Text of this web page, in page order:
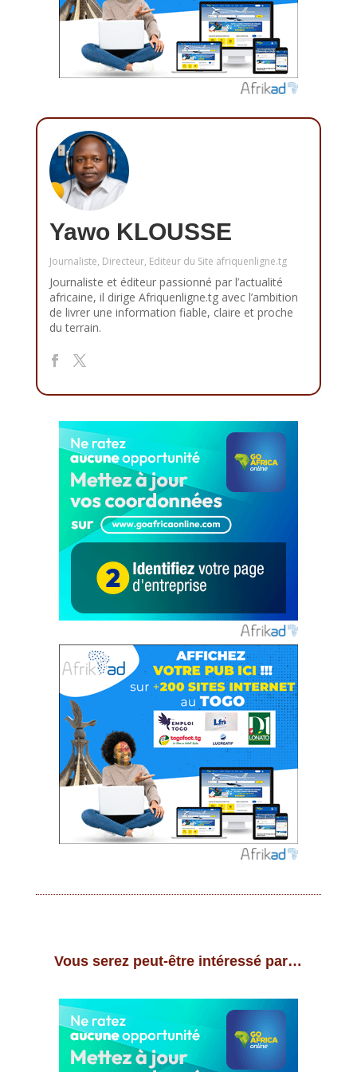
Yawo KLOUSSE
Journaliste, Directeur, Editeur du Site afriquenligne.tg
Journaliste et éditeur passionné par l’actualité
africaine, il dirige Afriquenligne.tg avec l’ambition
de livrer une information fiable, claire et proche
du terrain.
Vous serez peut-être intéressé par…